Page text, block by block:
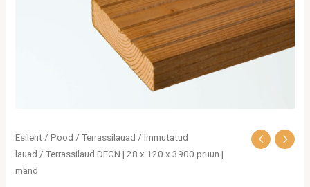
Esileht /Pood /Terrassilauad /Immutatud
lauad / Terrassilaud DECN | 28 x 120 x 3900 pruun |
mänd
mänd
kogus